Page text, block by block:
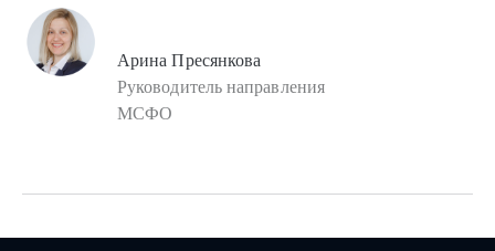
Арина Пресянкова
Руководитель направления
МСФО